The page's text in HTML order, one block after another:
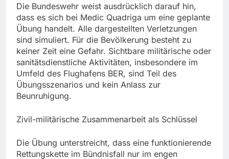
Die Bundeswehr weist ausdrücklich darauf hin,
dass es sich bei Medic Quadriga um eine geplante
Übung handelt. Alle dargestellten Verletzungen
sind simuliert. Für die Bevölkerung besteht zu
keiner Zeit eine Gefahr. Sichtbare militärische oder
sanitätsdienstliche Aktivitäten, insbesondere im
Umfeld des Flughafens BER, sind Teil des
Übungsszenarios und kein Anlass zur
Beunruhigung.
Zivil-militärische Zusammenarbeit als Schlüssel
Die Übung unterstreicht, dass eine funktionierende
Rettungskette im Bündnisfall nur im engen